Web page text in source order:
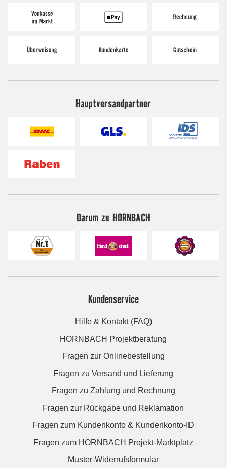
Hauptversandpartner
Darum zu HORNBACH
Kundenservice
Hilfe & Kontakt (FAQ)
HORNBACH Projektberatung
Fragen zur Onlinebestellung
Fragen zu Versand und Lieferung
Fragen zu Zahlung und Rechnung
Fragen zur Rückgabe und Reklamation
Fragen zum Kundenkonto & Kundenkonto-ID
Fragen zum HORNBACH Projekt-Marktplatz
Muster-Widerrufsformular